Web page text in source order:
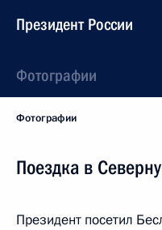
Президент России
Фотографии
Фотографии
Поездка в
Президент посетил